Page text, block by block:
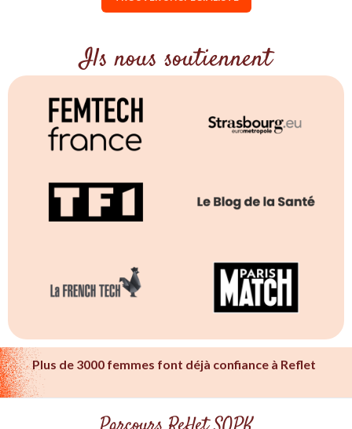
Ils nous soutiennent
Plus de 3000 femmes font déjà confiance à Reflet